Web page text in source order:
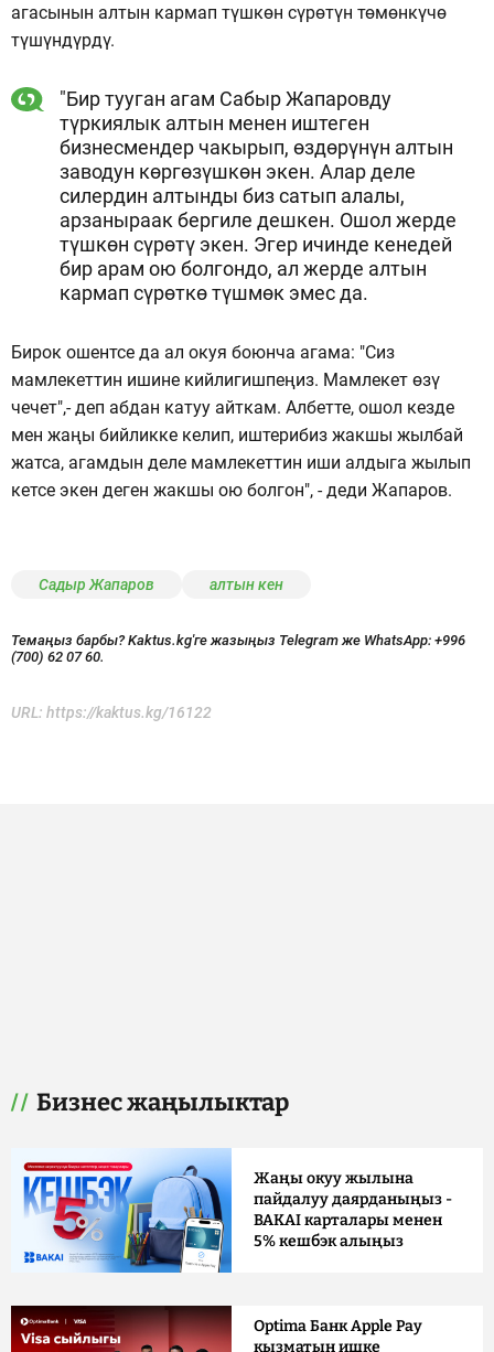
агасынын алтын кармап түшкөн сүрөтүн төмөнкүчө
түшүндүрдү.
"Бир тууган агам Сабыр Жапаровду
түркиялык алтын менен иштеген
бизнесмендер чакырып, өздөрүнүн алтын
заводун көргөзүшкөн экен. Алар деле
силердин алтынды биз сатып алалы,
арзаныраак бергиле дешкен. Ошол жерде
түшкөн сүрөтү экен. Эгер ичинде кенедей
бир арам ою болгондо, ал жерде алтын
кармап сүрөткө түшмөк эмес да.
Бирок ошентсе да ал окуя боюнча агама: "Сиз
мамлекеттин ишине кийлигишпеңиз. Мамлекет өзү
чечет",- деп абдан катуу айткам. Албетте, ошол кезде
мен жаңы бийликке келип, иштерибиз жакшы жылбай
жатса, агамдын деле мамлекеттин иши алдыга жылып
кетсе экен деген жакшы ою болгон", - деди Жапаров.
Садыр Жапаров алтын кен
Темаңыз барбы? Kaktus.kg'ге жазыңыз Telegram же WhatsApp: +996
(700) 62 07 60.
URL: https://kaktus.kg/16122
Бизнес жаңылыктар
Жаңы окуу жылына
пайдалуу даярданыңыз -
BAKAI карталары менен
5% кешбэк алыңыз
Optima Банк Apple Pay
кызматын ишке